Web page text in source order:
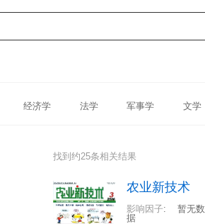
经济学 法学 军事学 文学
找到约25条相关结果
农业新技术
影响因子:
暂无数
据